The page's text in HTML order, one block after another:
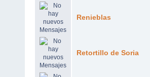
Renieblas
Retortillo de Soria